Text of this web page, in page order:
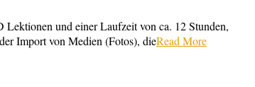
und einer Laufzeit von ca. 12 Stunden,
Import von Medien (Fotos), dieRead More